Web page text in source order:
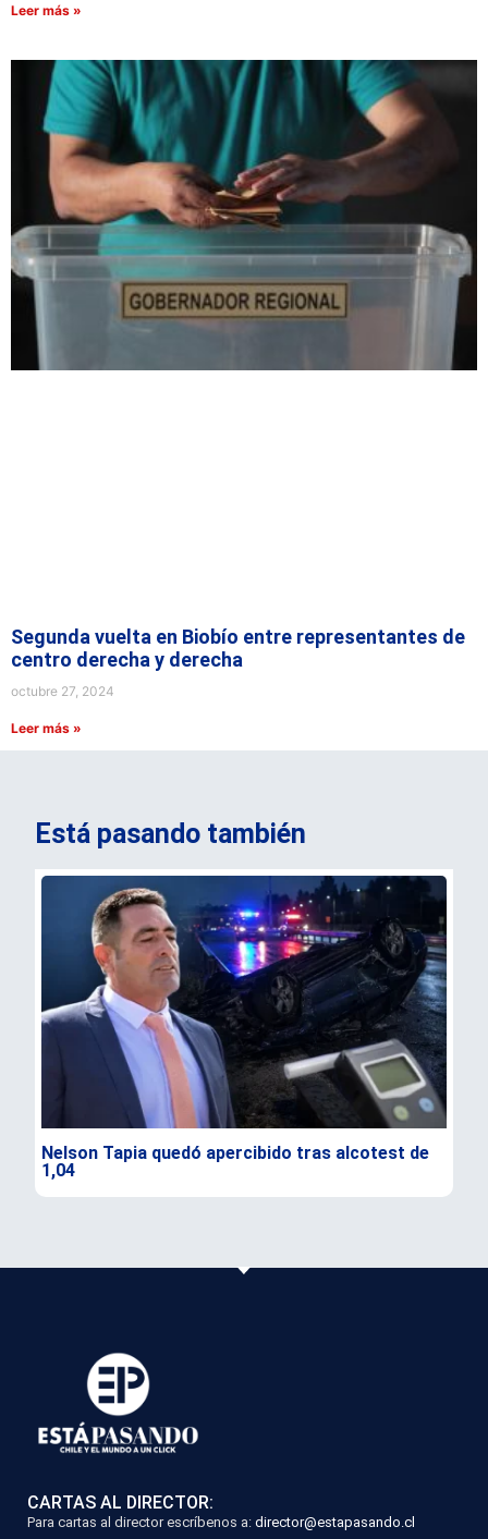
Leer más »
Segunda vuelta en Biobío entre representantes de
centro derecha y derecha
octubre 27, 2024
Leer más »
Está pasando también
Nelson Tapia quedó apercibido tras alcotest de
1,04
CARTAS AL DIRECTOR:
Para cartas al director escríbenos a: director@estapasando.cl